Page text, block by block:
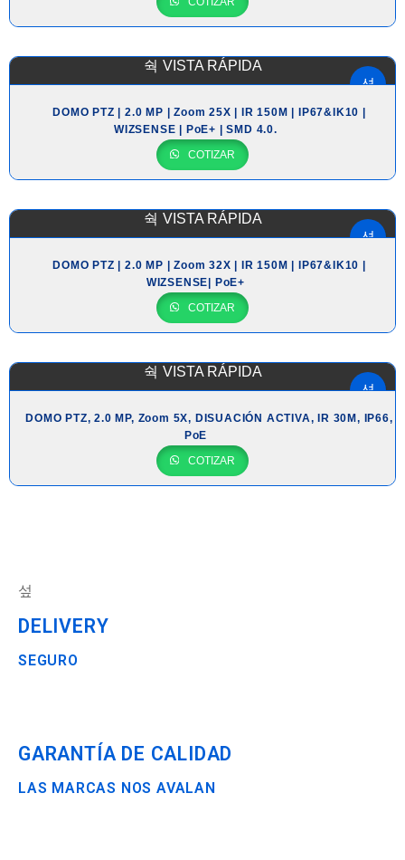
VISTA RÁPIDA
DOMO PTZ | 2.0 MP | Zoom 25X | IR 150M | IP67&IK10 |
WIZSENSE | PoE+ | SMD 4.0.
COTIZAR
VISTA RÁPIDA
DOMO PTZ | 2.0 MP | Zoom 32X | IR 150M | IP67&IK10 |
WIZSENSE| PoE+
COTIZAR
VISTA RÁPIDA
DOMO PTZ, 2.0 MP, Zoom 5X, DISUACIÓN ACTIVA, IR 30M, IP66,
PoE
COTIZAR
DELIVERY
SEGURO
GARANTÍA DE CALIDAD
LAS MARCAS NOS AVALAN